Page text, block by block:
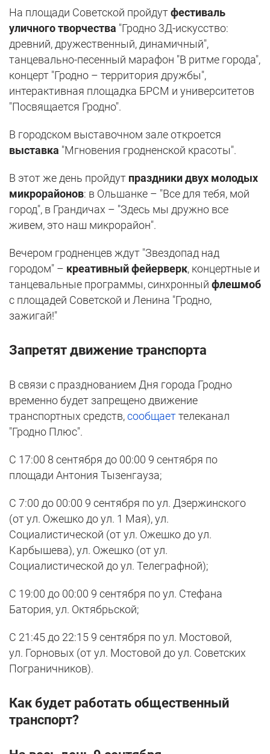
На площади Советской пройдутфестиваль
уличного творчества "Гродно 3Д-искусство:
древний, дружественный, динамичный",
танцевально-песенный марафон "В ритме города",
концерт "Гродно – территория дружбы",
интерактивная площадка БРСМ и университетов
"Посвящается Гродно".
В городском выставочном зале откроется
выставка "Мгновения гродненской красоты".
В этот же день пройдут праздники двух молодых
микрорайонов: в Ольшанке – "Все для тебя, мой
город", в Грандичах – "Здесь мы дружно все
живем, это наш микрорайон".
Вечером гродненцев ждут "Звездопад над
городом" – креативный фейерверк, концертные и
танцевальные программы, синхронный флешмоб
с площадей Советской и Ленина "Гродно,
зажигай!"
Запретят движение транспорта
В связи с празднованием Дня города Гродно
временно будет запрещено движение
транспортных средств,сообщаеттелеканал
"Гродно Плюс".
С 17:00 8 сентября до 00:00 9 сентября по
площади Антония Тызенгауза;
С 7:00 до 00:00 9 сентября по ул. Дзержинского
(от ул. Ожешко до ул. 1 Мая), ул.
Социалистической (от ул. Ожешко до ул.
Карбышева), ул. Ожешко (от ул.
Социалистической до ул. Телеграфной);
С 19:00 до 00:00 9 сентября по ул. Стефана
Батория, ул. Октябрьской;
С 21:45 до 22:15 9 сентября по ул. Мостовой,
ул. Горновых (от ул. Мостовой до ул. Советских
Пограничников).
Как будет работать общественный
транспорт?